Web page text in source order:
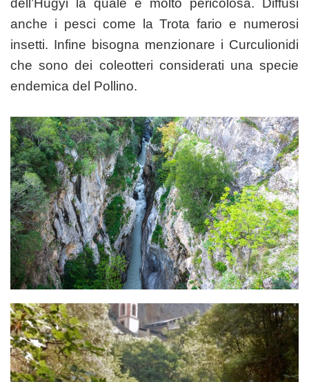
anche i pesci come la Trota fario e numerosi
insetti. Infine bisogna menzionare i Curculionidi
che sono dei coleotteri considerati una specie
endemica del Pollino.